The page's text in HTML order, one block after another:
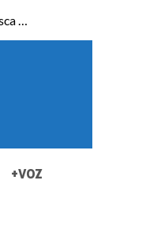
+VOZ